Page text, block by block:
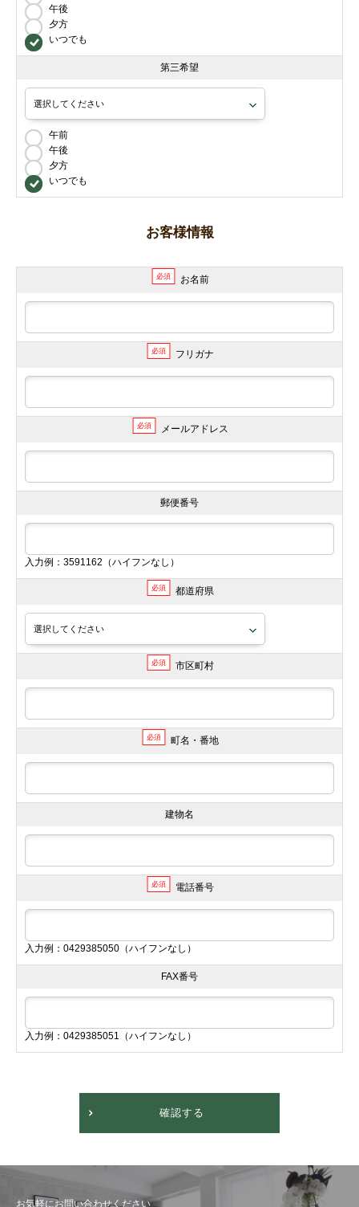
午後
夕方
いつでも
第三希望
午前
午後
夕方
いつでも
お客様情報
必須 お名前
必須 フリガナ
必須 メールアドレス
郵便番号
入力例：3591162（ハイフンなし）
必須 都道府県
必須 市区町村
必須 町名・番地
建物名
必須 電話番号
入力例：0429385050（ハイフンなし）
FAX番号
入力例：0429385051（ハイフンなし）
確認する
お気軽にお問い合わせください